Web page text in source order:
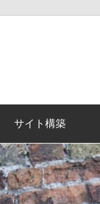
サイト構築